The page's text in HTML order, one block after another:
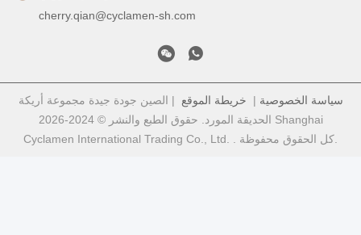
cherry.qian@cyclamen-sh.com
سياسة الخصوصية | خريطة الموقع | الصين جودة جيدة مجموعة أريكة
الحديقة المورد. حقوق الطبع والنشر © 2024-2026 Shanghai
Cyclamen International Trading Co., Ltd. . كل الحقوق محفوظة.